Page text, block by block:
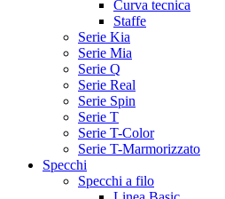
Curva tecnica
Staffe
Serie Kia
Serie Mia
Serie Q
Serie Real
Serie Spin
Serie T
Serie T-Color
Serie T-Marmorizzato
Specchi
Specchi a filo